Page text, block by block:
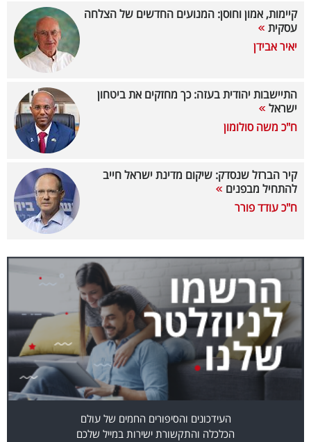
דעות
רכילות
קריפטו
טלוויזיה
עסקי
קריירה
ולימודים
מינויים
רייטינג
רכב
קיימות, אמון וחוסן: המנועים החדשים של הצלחה
עסקית
יאיר אבידן
התיישבות יהודית בעזה: כך מחזקים את ביטחון
ישראל
ח"כ משה סולומון
קיר הברזל שנסדק: שיקום מדינת ישראל חייב
להתחיל מבפנים
ח"כ עודד פורר
העידכונים והסיפורים החמים של עולם
הכלכלה והתקשורת ישירות במייל שלכם